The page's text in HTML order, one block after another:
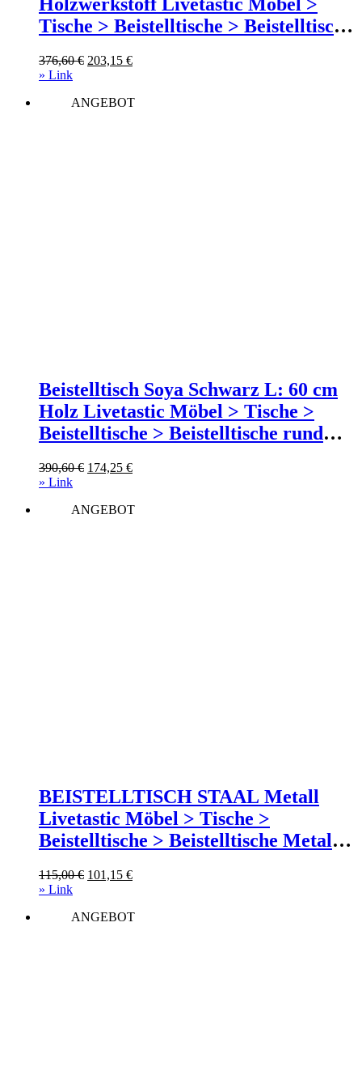
Holzwerkstoff Livetastic Möbel >
Tische > Beistelltische > Beistelltische
376,60€ Ursprünglicher
376,60 €
203,15 €Aktueller
203,15 €.
» Link
ANGEBOT
Beistelltisch Soya Schwarz L: 60 cm
Holz Livetastic Möbel > Tische >
Beistelltische > Beistelltische rund
390,60€ Ursprünglicher
390,60 €
174,25 €Aktueller
174,25 €.
» Link
ANGEBOT
BEISTELLTISCH STAAL Metall
Livetastic Möbel > Tische >
Beistelltische > Beistelltische Metall
115,00€ Ursprünglicher
115,00 €
101,15 €Aktueller
101,15 €.
» Link
ANGEBOT